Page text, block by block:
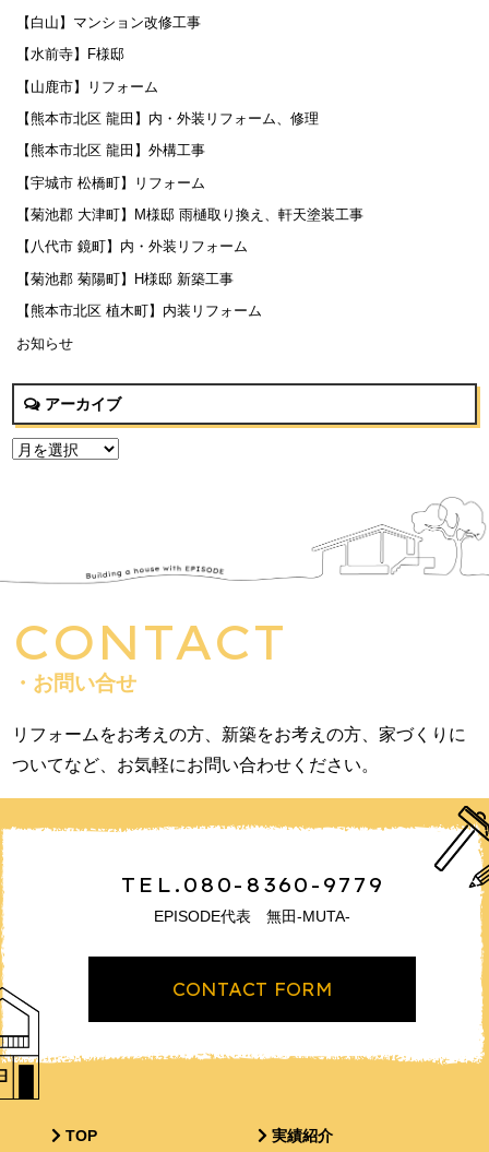
【白山】マンション改修工事
【水前寺】F様邸
【山鹿市】リフォーム
【熊本市北区 龍田】内・外装リフォーム、修理
【熊本市北区 龍田】外構工事
【宇城市 松橋町】リフォーム
【菊池郡 大津町】M様邸 雨樋取り換え、軒天塗装工事
【八代市 鏡町】内・外装リフォーム
【菊池郡 菊陽町】H様邸 新築工事
【熊本市北区 植木町】内装リフォーム
お知らせ
アーカイブ
CONTACT
・お問い合せ
リフォームをお考えの方、新築をお考えの方、家づくりに
ついてなど、お気軽にお問い合わせください。
TEL.080-8360-9779
EPISODE代表 無田-MUTA-
CONTACT FORM
TOP 実績紹介